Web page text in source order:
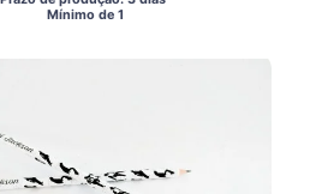
  Mínimo de 1